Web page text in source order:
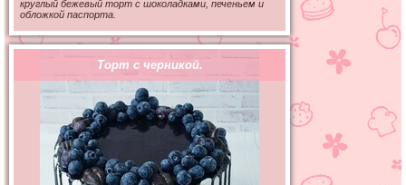
круглый бежевый торт с шоколадками, печеньем и
обложкой паспорта.
Торт с черникой.